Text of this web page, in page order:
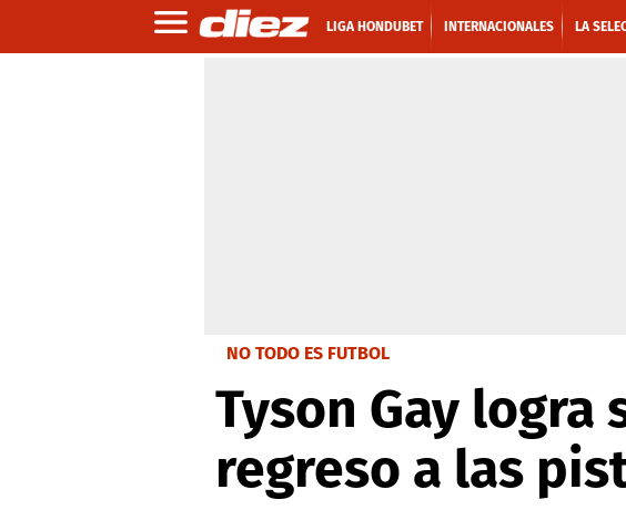
LIGA HONDUBET INTERNACIONALES LA
NO TODO ES FUTBOL
Tyson Gay
regreso a las